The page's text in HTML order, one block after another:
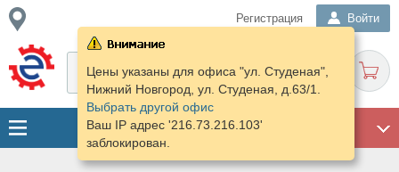
Регистрация Войти
Цены указаны для офиса "ул. Студеная",
Нижний Новгород, ул. Студеная, д.63/1.
Выбрать другой офис
Ваш IP адрес '216.73.216.103'
заблокирован.